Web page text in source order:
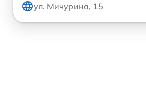
ул. Мичурина, 15